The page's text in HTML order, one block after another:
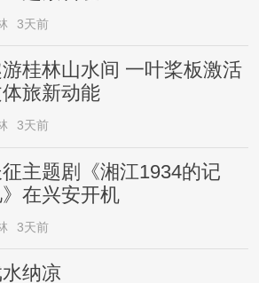
3天前
桂林山水间 一叶桨板激活
旅新动能
3天前
主题剧《湘江1934的记
在兴安开机
3天前
纳凉